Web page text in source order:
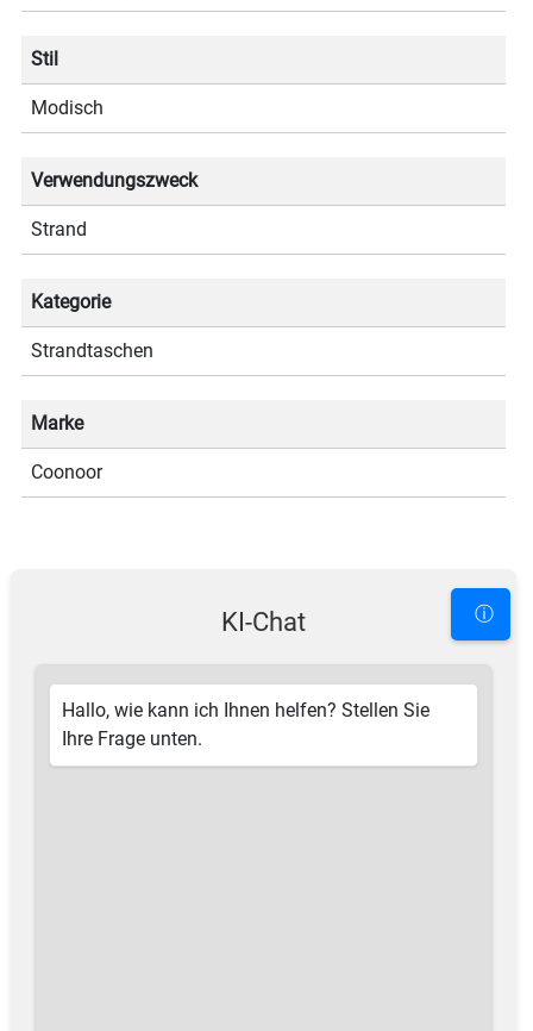
Stil
Modisch
Verwendungszweck
Strand
Kategorie
Strandtaschen
Marke
Coonoor
KI-Chat ⓘ
Hallo, wie kann ich Ihnen helfen? Stellen Sie
Ihre Frage unten.